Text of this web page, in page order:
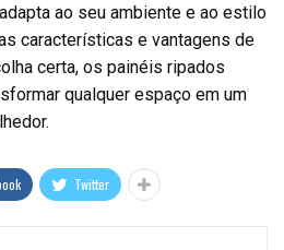
ao seu ambiente e ao estilo
características e vantagens de
certa, os painéis ripados
qualquer espaço em um
Twitter